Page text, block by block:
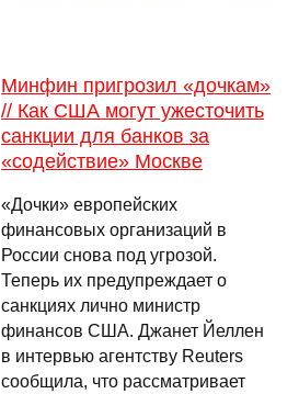
Минфин пригрозил «дочкам»
// Как США могут ужесточить
санкции для банков за
«содействие» Москве
«Дочки» европейских
финансовых организаций в
России снова под угрозой.
Теперь их предупреждает о
санкциях лично министр
финансов США. Джанет Йеллен
в интервью агентству Reuters
сообщила, что рассматривает